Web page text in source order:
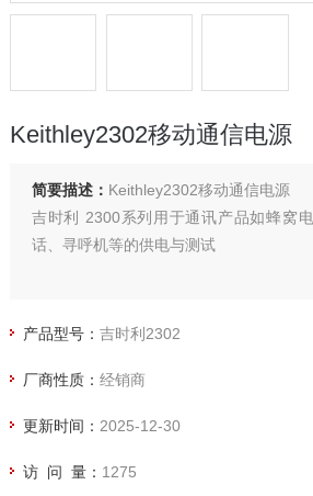
Keithley2302移动通信电源
简要描述： Keithley2302移动通信电源
吉时利 2300系列用于通讯产品如蜂窝
话、寻呼机等的供电与测试
产品型号： 吉时利2302
厂商性质： 经销商
更新时间： 2025-12-30
访 问 量： 1275